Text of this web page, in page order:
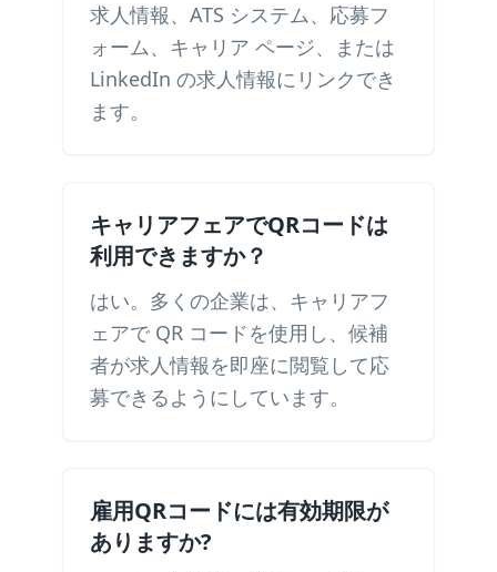
求人情報、ATS システム、応募フ
ォーム、キャリア ページ、または
LinkedIn の求人情報にリンクでき
ます。
キャリアフェアでQRコードは
利用できますか？
はい。多くの企業は、キャリアフ
ェアで QR コードを使用し、候補
者が求人情報を即座に閲覧して応
募できるようにしています。
雇用QRコードには有効期限が
ありますか?